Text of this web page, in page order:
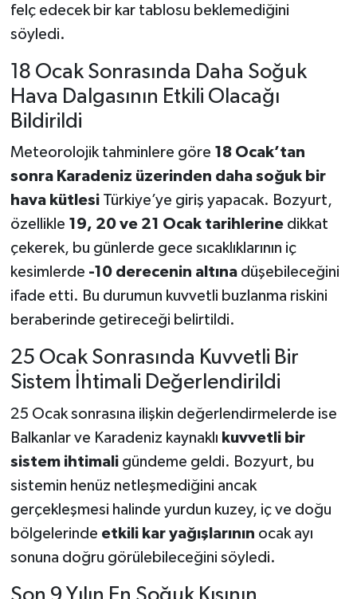
felç edecek bir kar tablosu beklemediğini
söyledi.
18 Ocak Sonrasında Daha Soğuk
Hava Dalgasının Etkili Olacağı
Bildirildi
Meteorolojik tahminlere göre 18 Ocak’tan
sonra Karadeniz üzerinden daha soğuk bir
hava kütlesiTürkiye’ye giriş yapacak. Bozyurt,
özellikle 19, 20 ve 21 Ocak tarihlerinedikkat
çekerek, bu günlerde gece sıcaklıklarının iç
kesimlerde -10 derecenin altınadüşebileceğini
ifade etti. Bu durumun kuvvetli buzlanma riskini
beraberinde getireceği belirtildi.
25 Ocak Sonrasında Kuvvetli Bir
Sistem İhtimali Değerlendirildi
25 Ocak sonrasına ilişkin değerlendirmelerde ise
Balkanlar ve Karadeniz kaynaklı kuvvetli bir
sistem ihtimaligündeme geldi. Bozyurt, bu
sistemin henüz netleşmediğini ancak
gerçekleşmesi halinde yurdun kuzey, iç ve doğu
bölgelerinde etkili kar yağışlarının ocak ayı
sonuna doğru görülebileceğini söyledi.